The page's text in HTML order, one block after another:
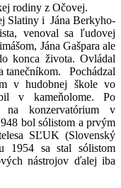
rodiny z Očovej.
Slatiny i Jána Berkyho-
venoval sa ľudovej
Jána Gašpara ale
konca života. Ovládal
tanečníkom. Pochádzal
v hudobnej škole vo
v kameňolome. Po
na konzervatórium v
bol sólistom a prvým
SĽUK (Slovenský
sa stal sólistom
nástrojov ďalej iba